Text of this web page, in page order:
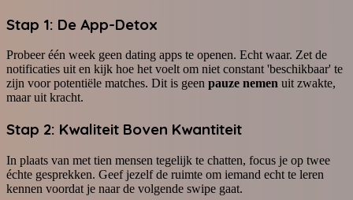
Stap 1: De App-Detox
Probeer één week geen dating apps te openen. Echt waar. Zet de
notificaties uit en kijk hoe het voelt om niet constant 'beschikbaar' te
zijn voor potentiële matches. Dit is geen pauze nemen uit zwakte,
maar uit kracht.
Stap 2: Kwaliteit Boven Kwantiteit
In plaats van met tien mensen tegelijk te chatten, focus je op twee
échte gesprekken. Geef jezelf de ruimte om iemand echt te leren
kennen voordat je naar de volgende swipe gaat.